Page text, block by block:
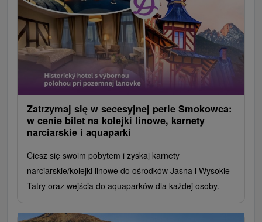
Zatrzymaj się w secesyjnej perle Smokowca:
w cenie bilet na kolejki linowe, karnety
narciarskie i aquaparki
Ciesz się swoim pobytem i zyskaj karnety
narciarskie/kolejki linowe do ośrodków Jasna i Wysokie
Tatry oraz wejścia do aquaparków dla każdej osoby.